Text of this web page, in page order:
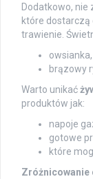
Dodatkowo, nie
które dostarczą
trawienie.
owsianka,
brązowy
Warto unikać
produktów jak:
napoje
gotowe
które
Zróżnicowanie